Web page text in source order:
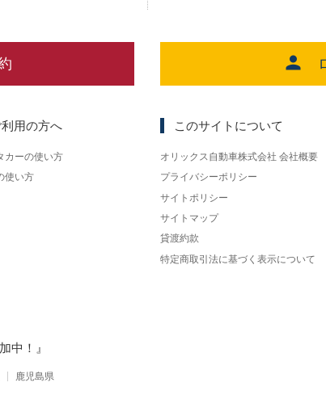
用の方へ
カーの使い方
使い方
このサイトについて
オリックス自動車株式会社 会社概要
プライバシーポリシー
サイトポリシー
サイトマップ
貸渡約款
特定商取引法に基づく表示について
中！』
鹿児島県